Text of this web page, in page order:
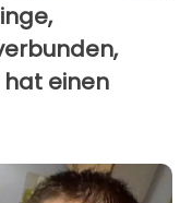
hat einen